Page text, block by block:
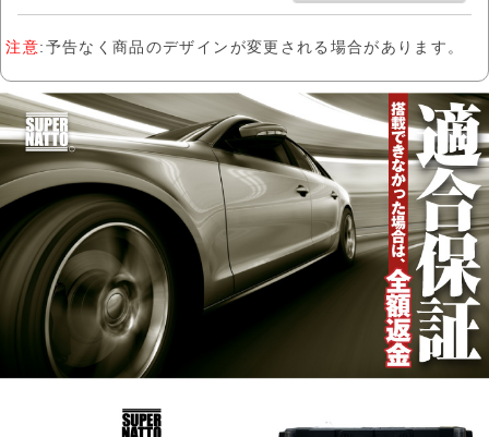
注意:予告なく商品のデザインが変更される場合があります。